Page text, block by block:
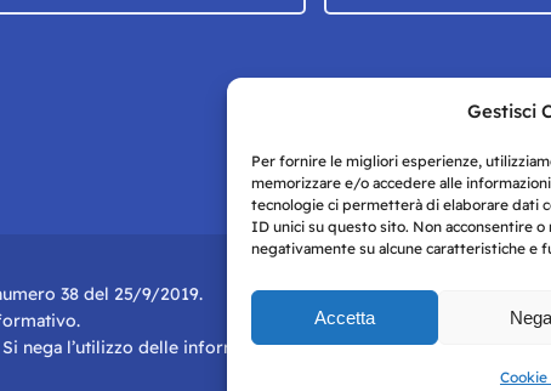
Gestisci
Per fornire le migliori esperienze,
memorizzare e/o accedere alle
tecnologie ci permetterà di elaborare dati
ID unici su questo sito. Non acconsentire
negativamente su alcune caratteristiche e
Accetta Nega
Cookie
38 del 25/9/2019.
nega l’utilizzo delle informazioni in questo Policy